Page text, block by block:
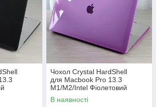
Чохол Crystal HardShell
для Macbook Pro 13.3
M1/M2/Intel Фіолетовий
В наявності